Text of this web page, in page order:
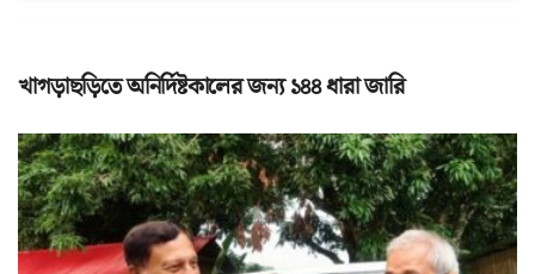
খাগড়াছড়িতে অনির্দিষ্টকালের জন্য ১৪৪ ধারা জারি